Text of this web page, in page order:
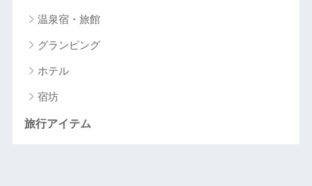
温泉宿・旅館
グランピング
ホテル
宿坊
旅行アイテム